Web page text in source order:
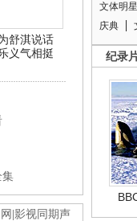
舒淇说话
义气相挺
集
影视同期声
文体明星
庆典
纪录